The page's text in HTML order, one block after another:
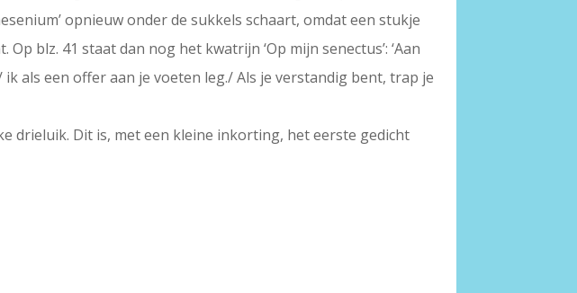
opnieuw onder de sukkels schaart, omdat een stukje
blz. 41 staat dan nog het kwatrijn ‘Op mijn senectus’: ‘Aan
als een offer aan je voeten leg./ Als je verstandig bent, trap je
drieluik. Dit is, met een kleine inkorting, het eerste gedicht